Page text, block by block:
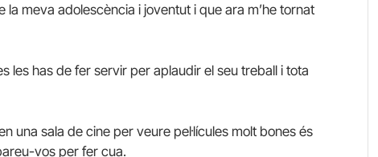
meva adolescència i joventut i que ara m’he tornat
les has de fer servir per aplaudir el seu treball i tota
una sala de cine per veure pel·lícules molt bones és
vos per fer cua.